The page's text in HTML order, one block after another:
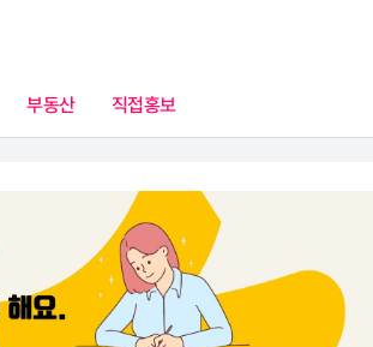
부동산 직접홍보